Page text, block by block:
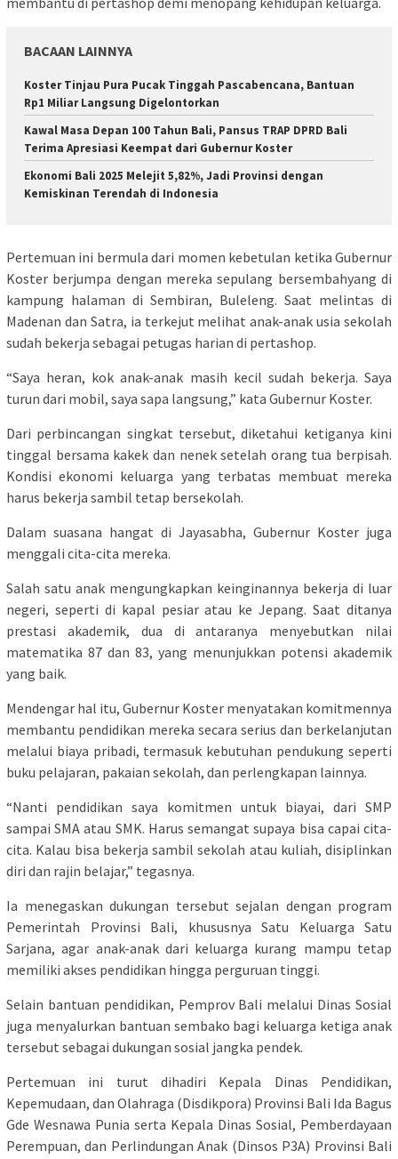
BACAAN LAINNYA
Koster Tinjau Pura Pucak Tinggah Pascabencana, Bantuan
Rp1 Miliar Langsung Digelontorkan
Kawal Masa Depan 100 Tahun Bali, Pansus TRAP DPRD Bali
Terima Apresiasi Keempat dari Gubernur Koster
Ekonomi Bali 2025 Melejit 5,82%, Jadi Provinsi dengan
Kemiskinan Terendah di Indonesia
Pertemuan ini bermula dari momen kebetulan ketika Gubernur
Koster berjumpa dengan mereka sepulang bersembahyang di
kampung halaman di Sembiran, Buleleng. Saat melintas di
Madenan dan Satra, ia terkejut melihat anak-anak usia sekolah
sudah bekerja sebagai petugas harian di pertashop.
“Saya heran, kok anak-anak masih kecil sudah bekerja. Saya
turun dari mobil, saya sapa langsung,” kata Gubernur Koster.
Dari perbincangan singkat tersebut, diketahui ketiganya kini
tinggal bersama kakek dan nenek setelah orang tua berpisah.
Kondisi ekonomi keluarga yang terbatas membuat mereka
harus bekerja sambil tetap bersekolah.
Dalam suasana hangat di Jayasabha, Gubernur Koster juga
menggali cita-cita mereka.
Salah satu anak mengungkapkan keinginannya bekerja di luar
negeri, seperti di kapal pesiar atau ke Jepang. Saat ditanya
prestasi akademik, dua di antaranya menyebutkan nilai
matematika 87 dan 83, yang menunjukkan potensi akademik
yang baik.
Mendengar hal itu, Gubernur Koster menyatakan komitmennya
membantu pendidikan mereka secara serius dan berkelanjutan
melalui biaya pribadi, termasuk kebutuhan pendukung seperti
buku pelajaran, pakaian sekolah, dan perlengkapan lainnya.
“Nanti pendidikan saya komitmen untuk biayai, dari SMP
sampai SMA atau SMK. Harus semangat supaya bisa capai cita-
cita. Kalau bisa bekerja sambil sekolah atau kuliah, disiplinkan
diri dan rajin belajar,” tegasnya.
Ia menegaskan dukungan tersebut sejalan dengan program
Pemerintah Provinsi Bali, khususnya Satu Keluarga Satu
Sarjana, agar anak-anak dari keluarga kurang mampu tetap
memiliki akses pendidikan hingga perguruan tinggi.
Selain bantuan pendidikan, Pemprov Bali melalui Dinas Sosial
juga menyalurkan bantuan sembako bagi keluarga ketiga anak
tersebut sebagai dukungan sosial jangka pendek.
Pertemuan ini turut dihadiri Kepala Dinas Pendidikan,
Kepemudaan, dan Olahraga (Disdikpora) Provinsi Bali Ida Bagus
Gde Wesnawa Punia serta Kepala Dinas Sosial, Pemberdayaan
Perempuan, dan Perlindungan Anak (Dinsos P3A) Provinsi Bali